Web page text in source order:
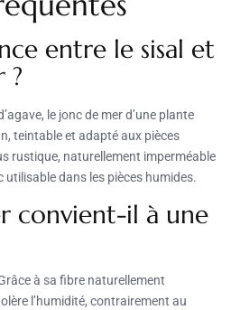
entre le sisal et
?
le jonc de mer d’une plante
teintable et adapté aux pièces
rustique, naturellement imperméable
utilisable dans les pièces humides.
convient-il à une
à sa fibre naturellement
l’humidité, contrairement au